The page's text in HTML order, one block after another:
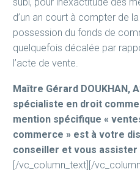
d’un an court à compter de
possession du fonds de
quelquefois décalée par
l’acte de vente.
Maître Gérard DOUKHAN,
spécialiste en droit
mention spécifique «
commerce » est à votre
conseiller et vous assister
[/vc_column_text][/